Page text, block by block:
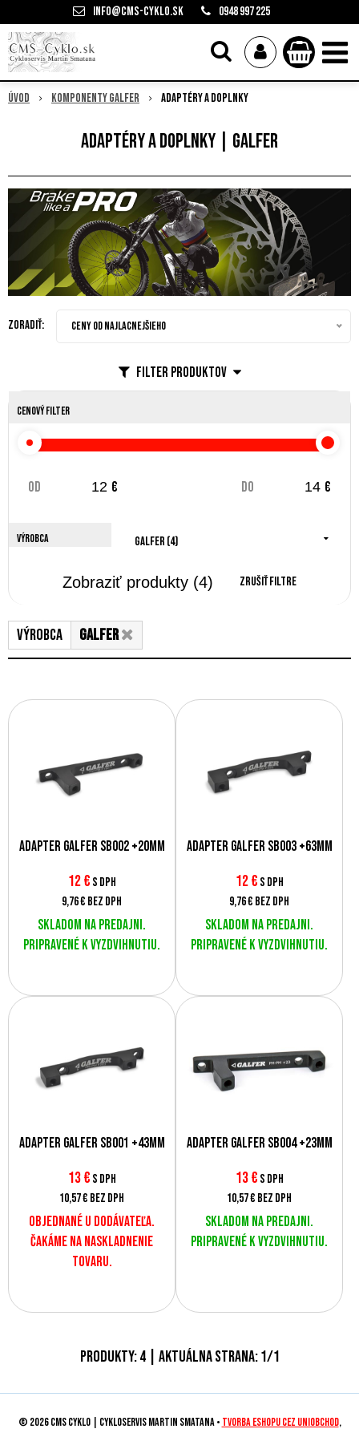
info@cms-cyklo.sk 0948 997 225
Úvod Komponenty Galfer Adaptéry a doplnky
Adaptéry a doplnky | Galfer
Filter produktov
Zoradiť: Ceny od najlacnejšieho
Cenový filter
od € do €
Výrobca Galfer (4)
Zobraziť produkty (4) Zrušiť filtre
Výrobca Galfer
Adaptér Galfer SB002 +20mm
12€ s DPH
9,76 € bez DPH
Skladom na predajni.
Pripravené k vyzdvihnutiu.
Adaptér Galfer SB003 +63mm
12€ s DPH
9,76 € bez DPH
Skladom na predajni.
Pripravené k vyzdvihnutiu.
Adaptér Galfer SB001 +43mm
13€ s DPH
10,57 € bez DPH
Objednané u dodávateľa.
Čakáme na naskladnenie
tovaru.
Adaptér Galfer SB004 +23mm
13€ s DPH
10,57 € bez DPH
Skladom na predajni.
Pripravené k vyzdvihnutiu.
Produkty:4| Aktuálna strana:1/1
© 2026 CMS CYKLO | Cykloservis Martin Smatana • tvorba eshopu cez UNIobchod,